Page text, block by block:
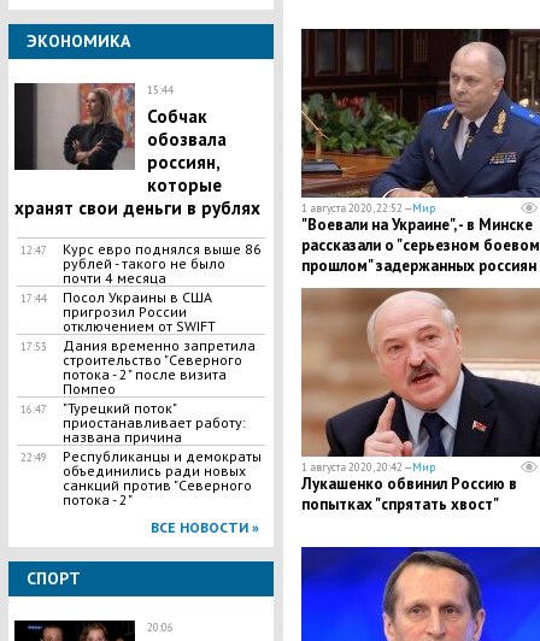
ЭКОНОМИКА
15:44
Собчак
обозвала
россиян,
которые
хранят свои деньги в рублях
12:47
Курс евро поднялся выше 86
рублей - такого не было
почти 4 месяца
17:44
Посол Украины в США
пригрозил России
отключением от SWIFT
17:53
Дания временно запретила
строительство "Северного
потока - 2" после визита
Помпео
16:47
"Турецкий поток"
приостанавливает работу:
названа причина
22:49
Республиканцы и демократы
объединились ради новых
санкций против "Северного
потока - 2"
ВСЕ НОВОСТИ »
СПОРТ
20:06
1 августа 2020, 22:52 —Мир
"Воевали на Украине", - в Минске
рассказали о "серьезном боевом
прошлом" задержанных россиян
1 августа 2020, 20:42 —Мир
Лукашенко обвинил Россию в
попытках "спрятать хвост"